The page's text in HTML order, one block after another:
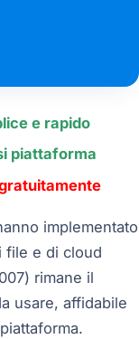
e rapido
piattaforma
implementato
file e di cloud
rimane il
usare, affidabile